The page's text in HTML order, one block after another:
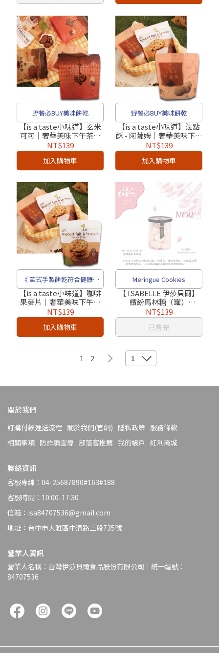
野餐必BUY美味餅乾
【is a taste小味道】玄米
可可｜奢華美味下午茶餅
乾（奶蛋素）
NT$139
加入購物車
野餐必BUY美味餅乾
【is a taste小味道】法點
酥 - 阿薩姆｜奢華美味下午
茶餅乾（奶蛋素）
NT$139
加入購物車
《 歐式手製餅乾符合健康導
向的系列 》
【is a taste小味道】咖啡
果麥片｜奢華美味下午茶
餅乾（奶蛋素）
NT$139
加入購物車
Meringue Cookies
【 ISABELLE 伊莎貝爾】
繽紛馬林糖（罐）
Meringue Cookies｜手工
餅乾
NT$139
已售完
1 2 1
關於我們
訂購付款運送流程 關於我們(官網) 隱私政策 服務條款
相關事項 防詐騙宣導 部落客推薦 我的帳戶 紅利商城
聯絡資訊
客服專線：04-25687890#163#188
客服時間：10:00-17:30
信箱：isa84707536@gmail.com
地址：台中市大雅區中清路三段735號
營業人資訊
營業人名稱：台灣伊莎貝爾食品股份有限公司｜統一編號：
84707536